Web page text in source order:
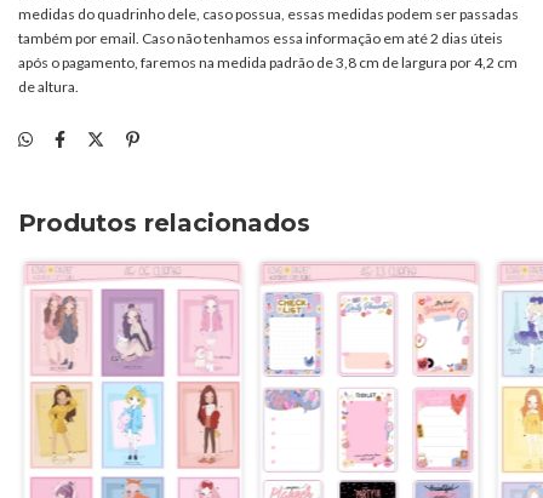
medidas do quadrinho dele, caso possua, essas medidas podem ser passadas
também por email. Caso não tenhamos essa informação em até 2 dias úteis
após o pagamento, faremos na medida padrão de 3,8 cm de largura por 4,2 cm
de altura.
Produtos relacionados